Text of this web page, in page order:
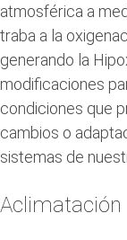
atmosférica a
traba a la
generando la
modificaciones
condiciones que
cambios o
sistemas de
Aclimatación